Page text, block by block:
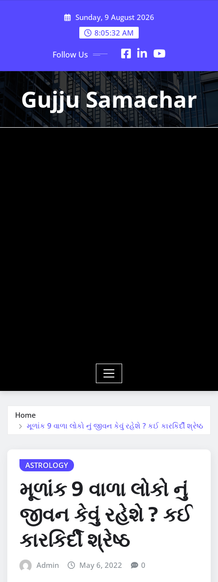
Sunday, 9 August 2026
8:05:33 AM
Follow Us
Gujju Samachar
Home
મૂળાંક 9 વાળા લોકો નું જીવન કેવું રહેશે ? કઈ કારકિર્દી શ્રેષ્ઠ
ASTROLOGY
મૂળાંક 9 વાળા લોકો નું
જીવન કેવું રહેશે ? કઈ
કારકિર્દી શ્રેષ્ઠ
Admin May 6, 2022 0